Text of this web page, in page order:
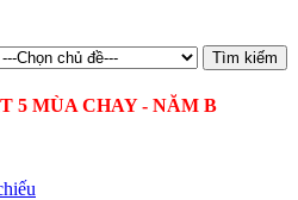
5 MÙA CHAY - NĂM B